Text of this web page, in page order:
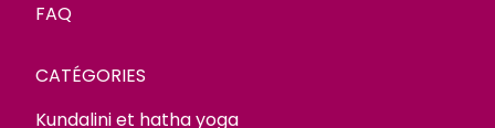
FAQ
CATÉGORIES
Kundalini et hatha yoga